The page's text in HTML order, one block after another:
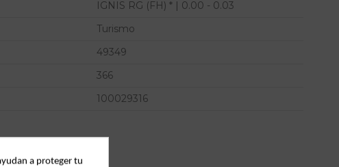
IGNIS RG (FH) * | 0.00 - 0.03
Turismo
49349
366
100029316
a proteger tu